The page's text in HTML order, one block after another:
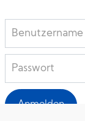
Anmelden